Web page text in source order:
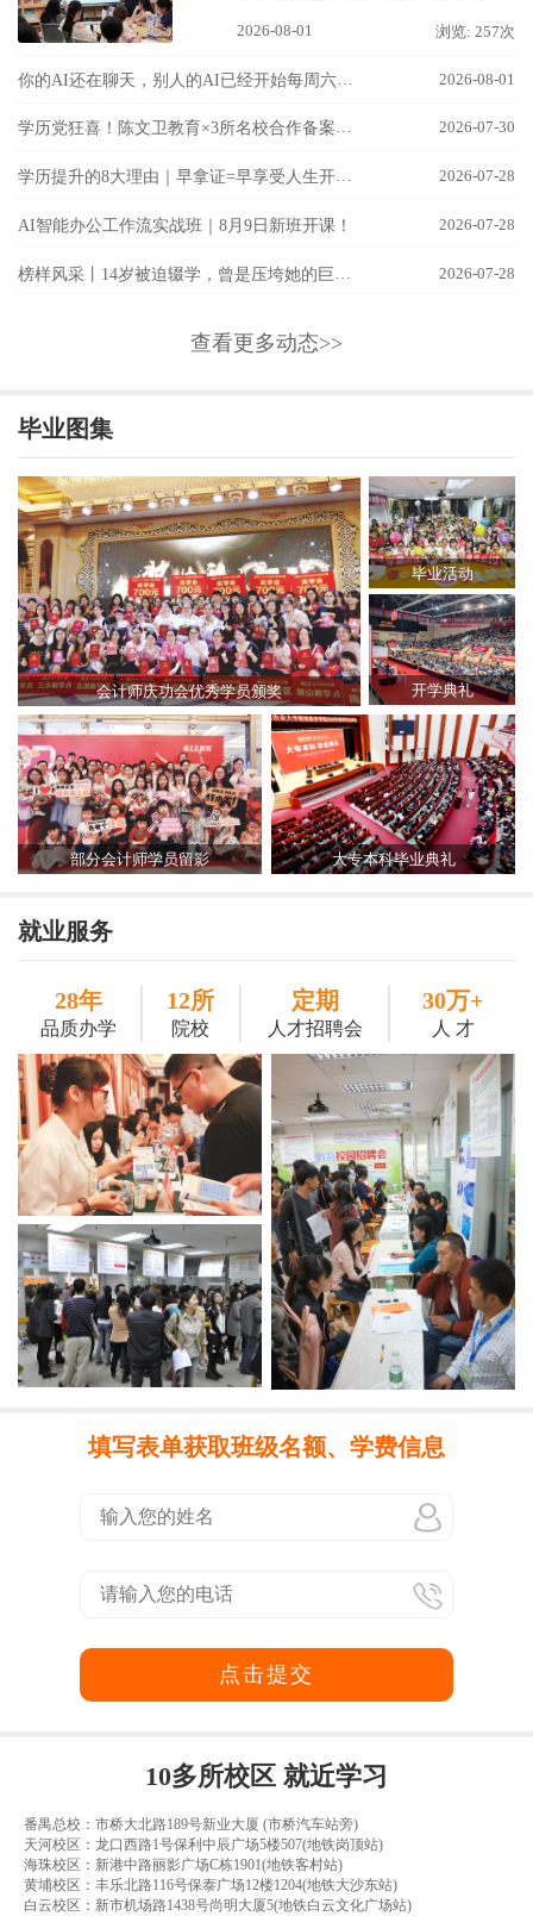
2026-08-01 浏览: 257次
2026-08-01
学历党狂喜！陈文卫教育×3所名校合作备案成功！ 2026-07-30
学历提升的8大理由｜早拿证=早享受人生开挂！ 2026-07-28
AI智能办公工作流实战班｜8月9日新班开课！ 2026-07-28
2026-07-28
查看更多动态>>
毕业图集
会计师庆功会优秀学员颁奖
毕业活动
开学典礼
部分会计师学员留影 大专本科毕业典礼
就业服务
28年
品质办学
12所
院校
定期
人才招聘会
30万+
人 才
填写表单获取班级名额、学费信息
点击提交
10多所校区 就近学习
番禺总校：市桥大北路189号新业大厦 (市桥汽车站旁)
天河校区：龙口西路1号保利中辰广场5楼507(地铁岗顶站)
海珠校区：新港中路丽影广场C栋1901(地铁客村站)
黄埔校区：丰乐北路116号保泰广场12楼1204(地铁大沙东站)
白云校区：新市机场路1438号尚明大厦5(地铁白云文化广场站)